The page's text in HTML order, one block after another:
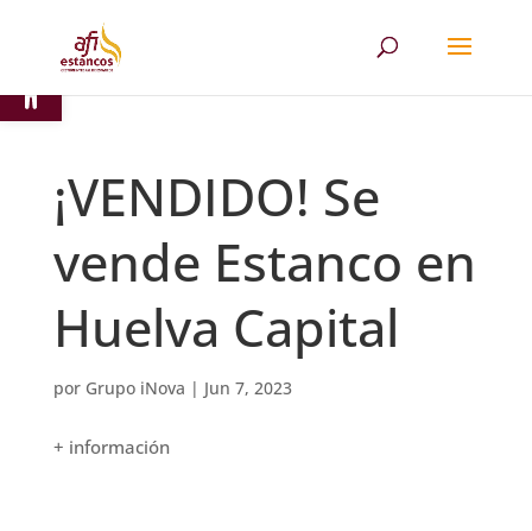
¡VENDIDO! Se
vende Estanco en
Huelva Capital
por Grupo iNova | Jun 7, 2023
+ información
Abrir barra de herramientas